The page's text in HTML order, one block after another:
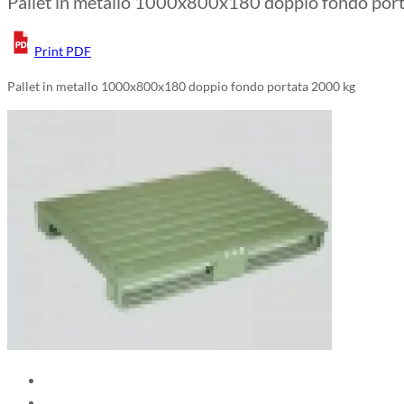
Print PDF
Pallet in metallo 1000x800x180 doppio fondo portata 2000 kg